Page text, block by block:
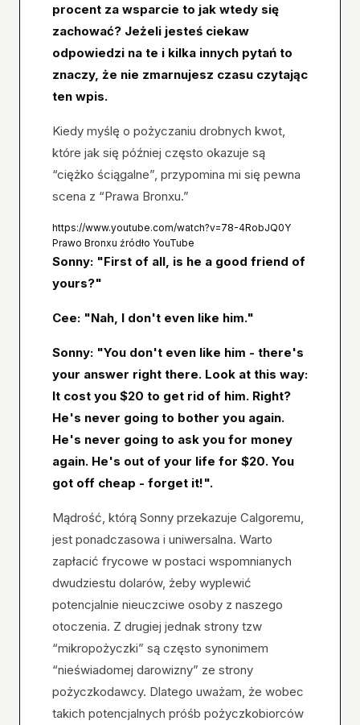
procent za wsparcie to jak wtedy się
zachować? Jeżeli jesteś ciekaw
odpowiedzi na te i kilka innych pytań to
znaczy, że nie zmarnujesz czasu czytając
ten wpis.
Kiedy myślę o pożyczaniu drobnych kwot,
które jak się później często okazuje są
“ciężko ściągalne”, przypomina mi się pewna
scena z “Prawa Bronxu.”
https://www.youtube.com/watch?v=78-4RobJQ0Y
Prawo Bronxu źródło YouTube
Sonny: "First of all, is he a good friend of
yours?"
Cee: "Nah, I don't even like him."
Sonny: "You don't even like him - there's
your answer right there. Look at this way:
It cost you $20 to get rid of him. Right?
He's never going to bother you again.
He's never going to ask you for money
again. He's out of your life for $20. You
got off cheap - forget it!".
Mądrość, którą Sonny przekazuje Calgoremu,
jest ponadczasowa i uniwersalna. Warto
zapłacić frycowe w postaci wspomnianych
dwudziestu dolarów, żeby wyplewić
potencjalnie nieuczciwe osoby z naszego
otoczenia. Z drugiej jednak strony tzw
“mikropożyczki” są często synonimem
“nieświadomej darowizny” ze strony
pożyczkodawcy. Dlatego uważam, że wobec
takich potencjalnych próśb pożyczkobiorców